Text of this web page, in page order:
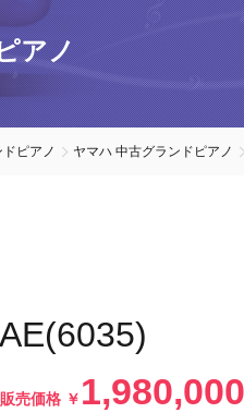
アノ
ピアノ ヤマハ 中古グランドピアノ
販売価格 ￥ 1,980,000